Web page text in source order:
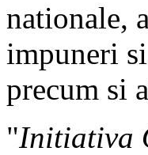
nationale,
impuneri
precum si
"Initiativa